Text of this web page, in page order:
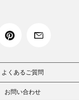
よくあるご質問
お問い合わせ